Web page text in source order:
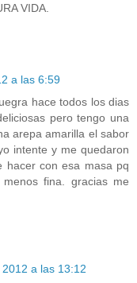
VIDA.
a las 6:59
hace todos los dias
pero tengo una
arepa amarilla el sabor
intente y me quedaron
hacer con esa masa pq
fina. gracias me
a las 13:12